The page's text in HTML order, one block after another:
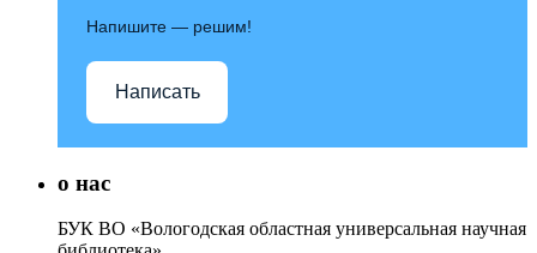
Напишите — решим!
Написать
о нас
БУК ВО «Вологодская областная универсальная научная